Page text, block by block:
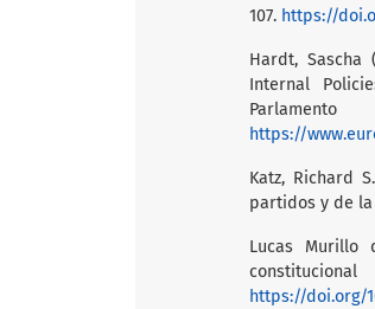
107. https://
Hardt, Sascha
Internal
https://
Katz, Richard
partidos y de la
Lucas Murillo
https://doi.org/